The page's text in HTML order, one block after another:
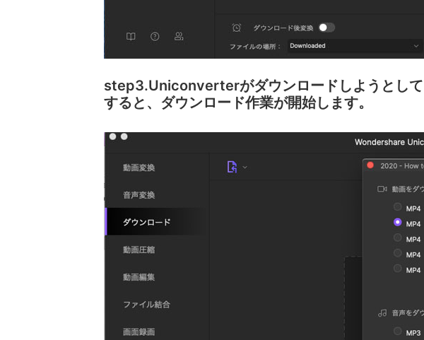
step3.Uniconverterがダウンロードしようとして
すると、ダウンロード作業が開始します。